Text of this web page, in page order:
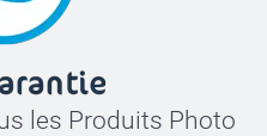
les Produits Photo